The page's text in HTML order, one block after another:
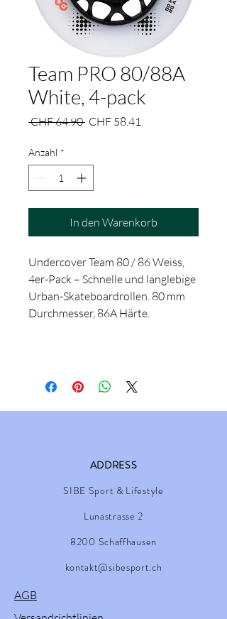
Team PRO 80/88A
White, 4-pack
CHF 64.90 Standardpreis
CHF 58.41
Anzahl *
In den Warenkorb
Undercover Team 80 / 86 Weiss,
4er-Pack – Schnelle und langlebige
Urban-Skateboardrollen. 80 mm
Durchmesser, 86A Härte.
ADDRESS
SIBE Sport & Lifestyle
Lunastrasse 2
8200 Schaffhausen
kontakt@sibesport.ch
AGB